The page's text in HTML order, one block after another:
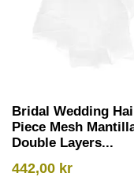
Bridal Wedding
Piece Mesh
Double Layers...
442,00 kr